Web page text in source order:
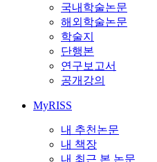
국내학술논문
해외학술논문
학술지
단행본
연구보고서
공개강의
MyRISS
내 추천논문
내 책장
내 최근 본 논문